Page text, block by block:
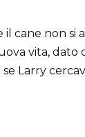
cane non si
vita, dato
Larry